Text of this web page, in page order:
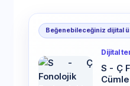
Beğenebileceğiniz dijital
Dijital
S - Ç